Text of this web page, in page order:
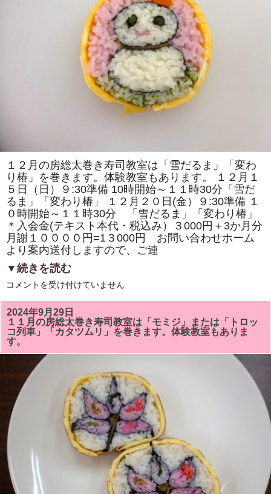
介
や
作
り
方
の
デ
モ
ン
ス
ト
レ
ー
ョ
を
ま
し
た！！
は
１２月の房総太巻き寿司教室は「雪だるま」「変わ
り椿」を巻きます。体験教室もあります。 １２月１
５日（日）９:30準備 10時開始～１１時30分「雪だ
るま」「変わり椿」 １２月２０日(金）９:30準備 １
０時開始～１１時30分 「雪だるま」「変わり椿」
＊入会金(テキスト本代・税込み）３000円＋3か月分
月謝１００００円=1３000円 お問い合わせホーム
より案内送付しますので、ご連
▼続きを読む
１
月
の
房
総
太
巻
き
教
定
で
す。
体
教
室
も
あ
り
コメントを受け付けていません
2024年9月29日
１１月の房総太巻き寿司教室は「モミジ」または「トロッ
コ列車」「カタツムリ」を巻きます。体験教室もありま
す。